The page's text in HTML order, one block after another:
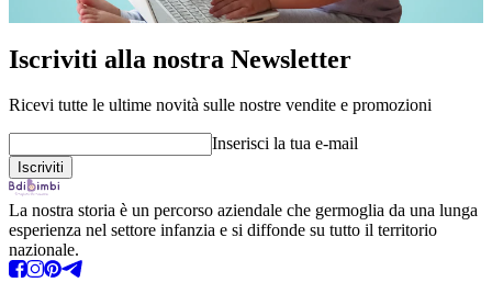
Iscriviti alla nostra Newsletter
Ricevi tutte le ultime novità sulle nostre vendite e promozioni
Inserisci la tua e-mail
La nostra storia è un percorso aziendale che germoglia da una lunga
esperienza nel settore infanzia e si diffonde su tutto il territorio
nazionale.